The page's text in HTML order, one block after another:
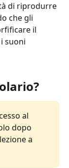
di riprodurre
che gli
il
suoni
al
dopo
a